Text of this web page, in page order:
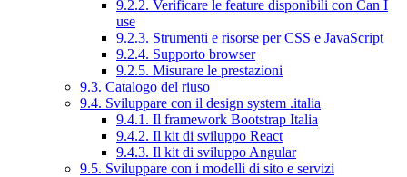
9.2.2. Verificare le feature disponibili con Can I
use
9.2.3. Strumenti e risorse per CSS e JavaScript
9.2.4. Supporto browser
9.2.5. Misurare le prestazioni
9.3. Catalogo del riuso
9.4. Sviluppare con il design system .italia
9.4.1. Il framework Bootstrap Italia
9.4.2. Il kit di sviluppo React
9.4.3. Il kit di sviluppo Angular
9.5. Sviluppare con i modelli di sito e servizi